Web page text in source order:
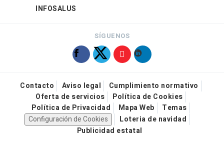
INFOSALUS
SÍGUENOS
Contacto Aviso legal
Cumplimiento normativo
Oferta de servicios
Política de Cookies
Política de Privacidad
Mapa Web
Temas
Configuración de Cookies
Loteria de navidad
Publicidad estatal